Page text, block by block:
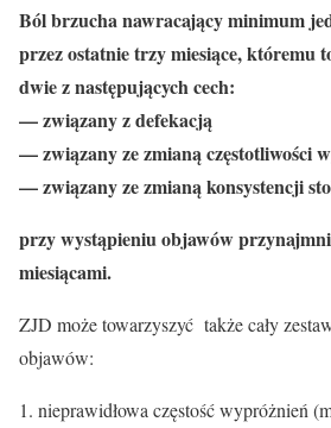
Ból brzucha nawracający minimum
przez ostatnie trzy miesiące, któremu
dwie z następujących cech:
— związany z defekacją
— związany ze zmianą częstotliwości
— związany ze zmianą konsystencji
przy wystąpieniu objawów
miesiącami.
ZJD może towarzyszyć także cały
objawów:
1. nieprawidłowa częstość wypróżnień